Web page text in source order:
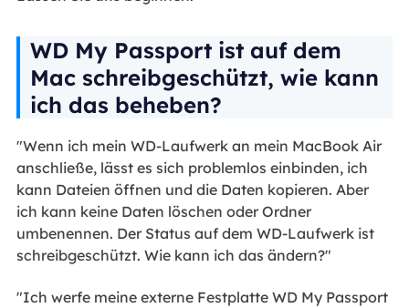
WD My Passport ist auf dem
Mac schreibgeschützt, wie kann
ich das beheben?
"Wenn ich mein WD-Laufwerk an mein MacBook Air
anschließe, lässt es sich problemlos einbinden, ich
kann Dateien öffnen und die Daten kopieren. Aber
ich kann keine Daten löschen oder Ordner
umbenennen. Der Status auf dem WD-Laufwerk ist
schreibgeschützt. Wie kann ich das ändern?"
"Ich werfe meine externe Festplatte WD My Passport